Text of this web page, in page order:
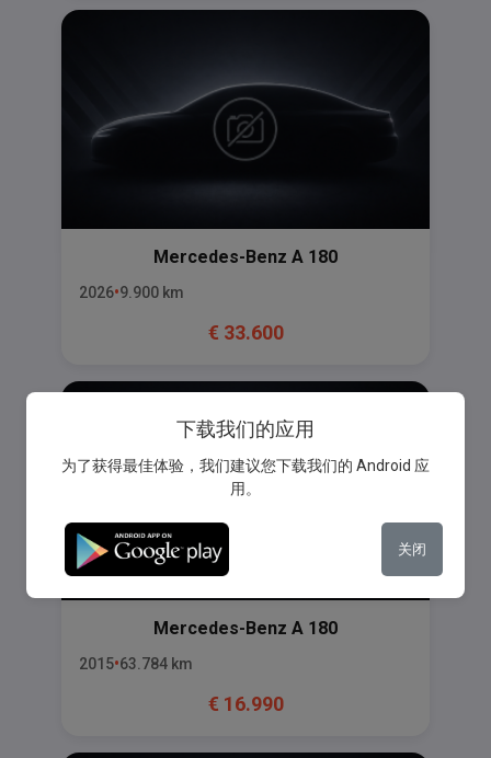
Mercedes-Benz A 180
2026 9.900 km
€ 33.600
Mercedes-Benz A 180
2015 63.784 km
€ 16.990
下载我们的应用
为了获得最佳体验，我们建议您下载我们的 Android 应
用。
关闭